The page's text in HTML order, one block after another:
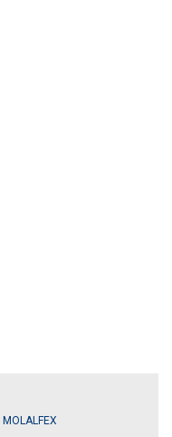
MOLALFEX